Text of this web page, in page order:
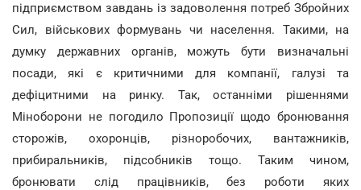
підприємством завдань із задоволення потреб Збройних
Сил, військових формувань чи населення. Такими, на
думку державних органів, можуть бути визначальні
посади, які є критичними для компанії, галузі та
дефіцитними на ринку. Так, останніми рішеннями
Міноборони не погодило Пропозиції щодо бронювання
сторожів, охоронців, різноробочих, вантажників,
прибиральників, підсобників тощо. Таким чином,
бронювати слід працівників, без роботи яких